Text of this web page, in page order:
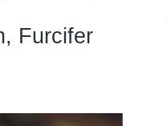
Furcifer